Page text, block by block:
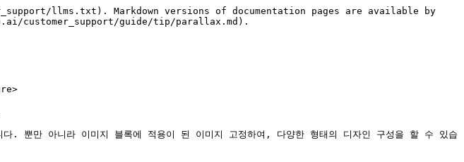
llms.txt). Markdown versions of documentation pages are available by
customer_support/guide/tip/parallax.md).
. 뿐만 아니라 이미지 블록에 적용이 된 이미지 고정하여, 다양한 형태의 디자인 구성을 할 수 있습